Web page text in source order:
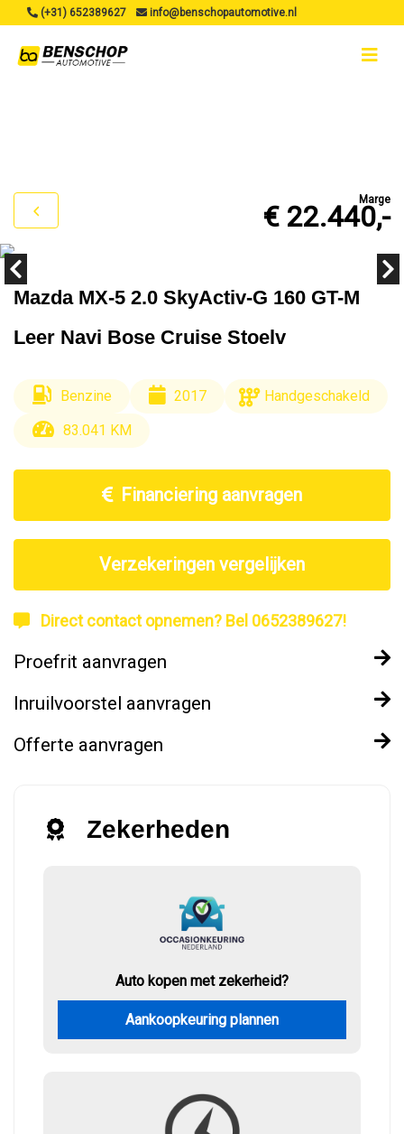
(+31) 652389627 info@benschopautomotive.nl
Marge
€ 22.440,-
Mazda MX-5 2.0 SkyActiv-G 160 GT-M
Leer Navi Bose Cruise Stoelv
Benzine 2017
Handgeschakeld
83.041 KM
Financiering aanvragen
Verzekeringen vergelijken
Direct contact opnemen? Bel 0652389627!
Proefrit aanvragen
Inruilvoorstel aanvragen
Offerte aanvragen
Zekerheden
Auto kopen met zekerheid?
Aankoopkeuring plannen